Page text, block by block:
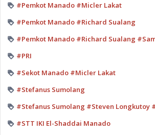
#Pemkot Manado #Micler Lakat
#Pemkot Manado #Richard Sualang
#Pemkot Manado #Richard Sualang
#PRI
#Sekot Manado #Micler Lakat
#Stefanus Sumolang
#Stefanus Sumolang #Steven Longkutoy
#STT IKI El-Shaddai Manado